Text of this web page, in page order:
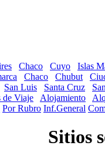
Chaco Cuyo Islas
Chaco Chubut
San Luis Santa Cruz
de Viaje Alojamiento
Por Rubro Inf.General
Sitios